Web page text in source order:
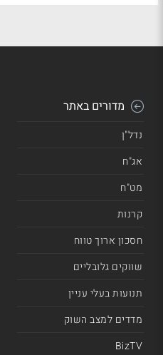
מדורים באתר
נדל"ן
אג"ח
מט"ח
קרנות
חסכון ארוך טווח
שווקים גלובליים
תנועות בעלי עניין
מדדים למצב השוק
BizTV